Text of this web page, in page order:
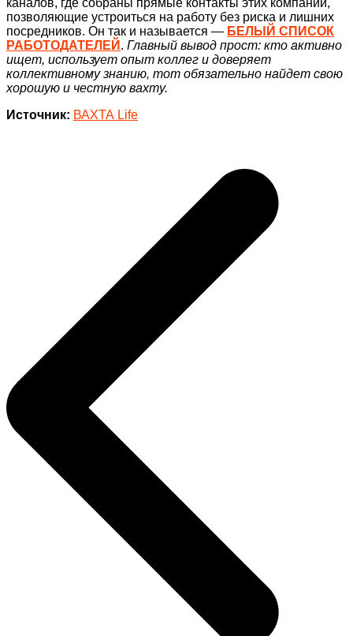
каналов, где собраны прямые контакты этих компаний,
позволяющие устроиться на работу без риска и лишних
посредников. Он так и называется — БЕЛЫЙ СПИСОК
РАБОТОДАТЕЛЕЙ . Главный вывод прост: кто активно
ищет, использует опыт коллег и доверяет
коллективному знанию, тот обязательно найдет свою
хорошую и честную вахту.
Источник: ВАХТА Life